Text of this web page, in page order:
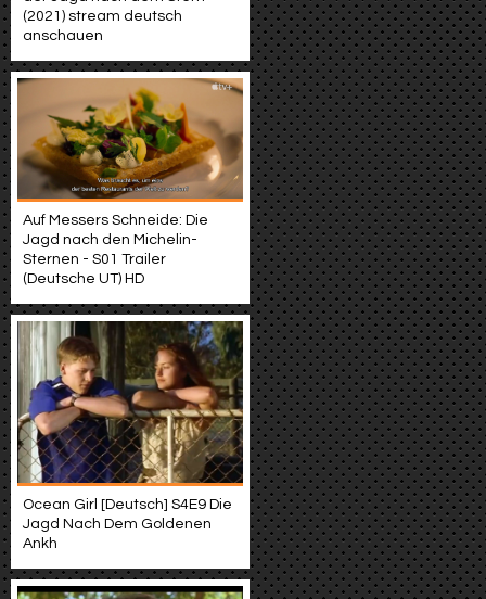
(2021) stream deutsch
anschauen
Auf Messers Schneide: Die
Jagd nach den Michelin-
Sternen - S01 Trailer
(Deutsche UT) HD
Ocean Girl [Deutsch] S4E9 Die
Jagd Nach Dem Goldenen
Ankh